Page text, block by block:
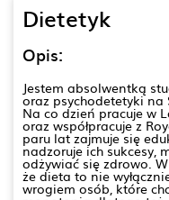
Dietetyk
Opis:
Jestem absolwentką
oraz psychodetetyki na
Na co dzień pracuje w
oraz współpracuje z
paru lat zajmuje się
nadzoruje ich sukcesy,
odżywiać się zdrowo.
że dieta to nie
wrogiem osób, które